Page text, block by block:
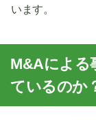
います。
M&Aによる
ているのか